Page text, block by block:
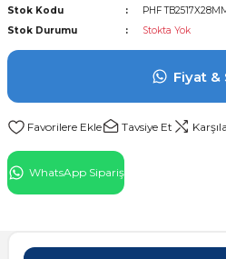
Stok Kodu
PHF
Stok Durumu
Stokta Yok
Fiyat &
Tavsiye Et
WhatsApp Sipariş